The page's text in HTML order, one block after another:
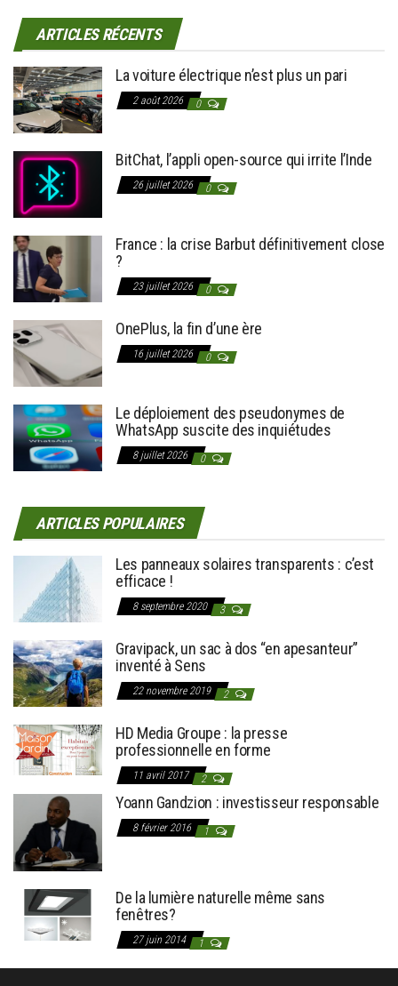
ARTICLES RÉCENTS
La voiture électrique n’est plus un pari
2 août 2026 0
BitChat, l’appli open-source qui irrite l’Inde
26 juillet 2026 0
France : la crise Barbut définitivement close
?
23 juillet 2026 0
OnePlus, la fin d’une ère
16 juillet 2026 0
Le déploiement des pseudonymes de
WhatsApp suscite des inquiétudes
8 juillet 2026 0
ARTICLES POPULAIRES
Les panneaux solaires transparents : c’est
efficace !
8 septembre 2020 3
Gravipack, un sac à dos “en apesanteur”
inventé à Sens
22 novembre 2019 2
HD Media Groupe : la presse
professionnelle en forme
11 avril 2017 2
Yoann Gandzion : investisseur responsable
8 février 2016 1
De la lumière naturelle même sans
fenêtres?
27 juin 2014 1